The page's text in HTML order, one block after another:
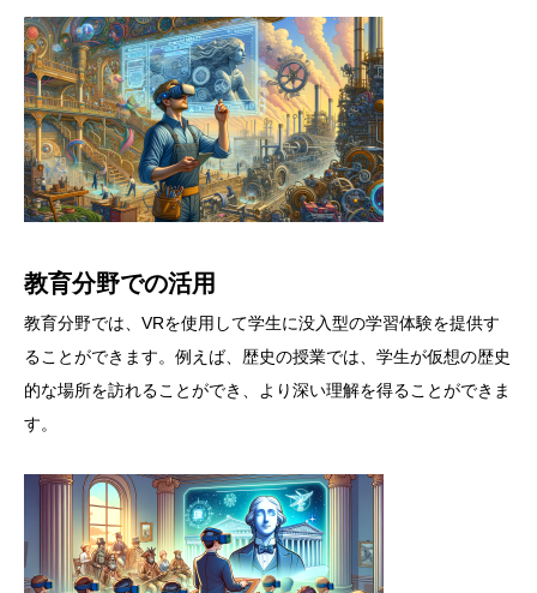
教育分野での活用
教育分野では、VRを使用して学生に没入型の学習体験を提供す
ることができます。例えば、歴史の授業では、学生が仮想の歴史
的な場所を訪れることができ、より深い理解を得ることができま
す。